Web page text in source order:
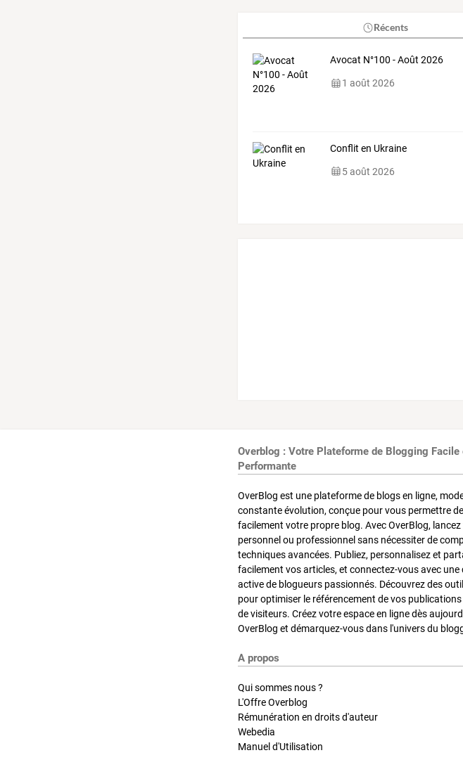
Récents
Avocat N°100 - Août 2026
1 août 2026
Conflit en Ukraine
5 août 2026
Overblog : Votre Plateforme de Blogging Facile
Performante
OverBlog est une plateforme de blogs en ligne,
constante évolution, conçue pour vous permettre
facilement votre propre blog. Avec OverBlog,
personnel ou professionnel sans nécessiter de
techniques avancées. Publiez, personnalisez et
facilement vos articles, et connectez-vous avec
active de blogueurs passionnés. Découvrez des
pour optimiser le référencement de vos
de visiteurs. Créez votre espace en ligne dès
OverBlog et démarquez-vous dans l'univers du
A propos
Qui sommes nous ?
L'Offre Overblog
Rémunération en droits d'auteur
Webedia
Manuel d'Utilisation